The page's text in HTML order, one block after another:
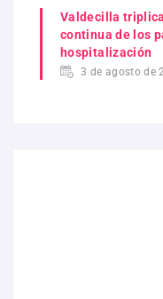
Valdecilla
continua de los
hospitalización
3 de agosto de